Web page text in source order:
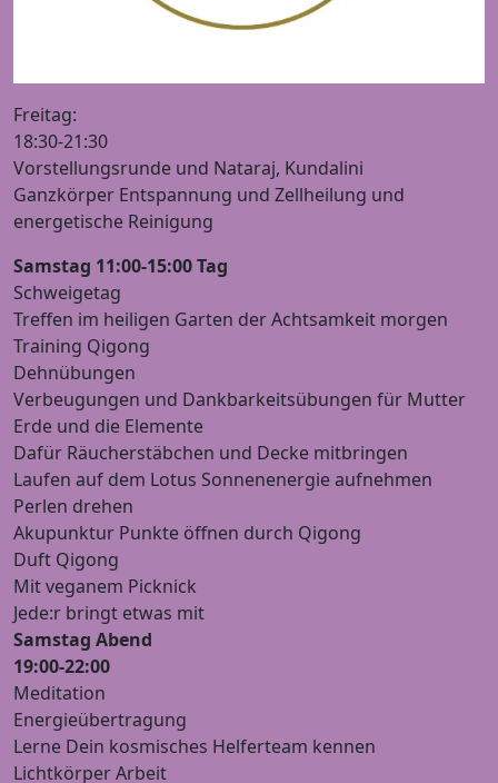
Freitag:
18:30-21:30
Vorstellungsrunde und Nataraj, Kundalini
Ganzkörper Entspannung und Zellheilung und
energetische Reinigung
Samstag 11:00-15:00 Tag
Schweigetag
Treffen im heiligen Garten der Achtsamkeit morgen
Training Qigong
Dehnübungen
Verbeugungen und Dankbarkeitsübungen für Mutter
Erde und die Elemente
Dafür Räucherstäbchen und Decke mitbringen
Laufen auf dem Lotus Sonnenenergie aufnehmen
Perlen drehen
Akupunktur Punkte öffnen durch Qigong
Duft Qigong
Mit veganem Picknick
Jede:r bringt etwas mit
Samstag Abend
19:00-22:00
Meditation
Energieübertragung
Lerne Dein kosmisches Helferteam kennen
Lichtkörper Arbeit